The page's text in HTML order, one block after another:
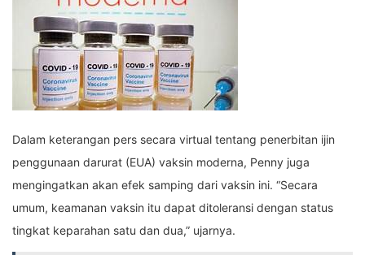
Dalam keterangan pers secara virtual tentang penerbitan ijin
penggunaan darurat (EUA) vaksin moderna, Penny juga
mengingatkan akan efek samping dari vaksin ini. “Secara
umum, keamanan vaksin itu dapat ditoleransi dengan status
tingkat keparahan satu dan dua,” ujarnya.